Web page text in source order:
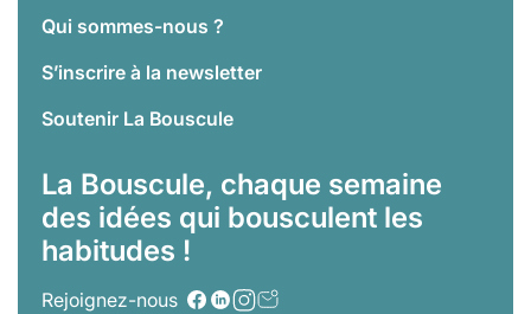
Qui sommes-nous ?
S’inscrire à la newsletter
Soutenir La Bouscule
La Bouscule, chaque semaine
des idées qui bousculent les
habitudes !
Rejoignez-nous